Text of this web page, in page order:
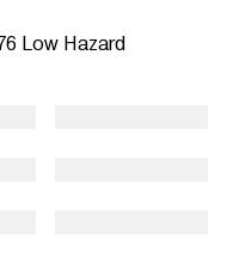
Low Hazard